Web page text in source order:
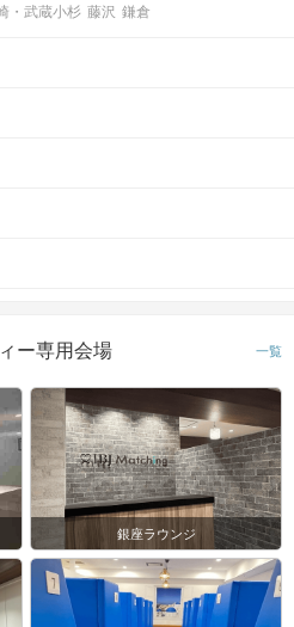
・武蔵小杉 藤沢 鎌倉
ー専用会場 一覧
銀座ラウンジ